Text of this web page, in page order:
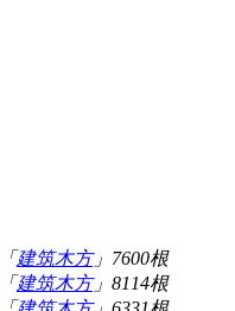
建筑木方」7600根
建筑木方」8114根